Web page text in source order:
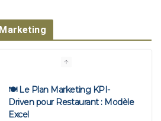
Marketing
🍽️ Le Plan Marketing KPI-
Driven pour Restaurant : Modèle
Excel